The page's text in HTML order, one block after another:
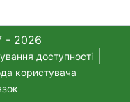
- 2026
доступності
користувача